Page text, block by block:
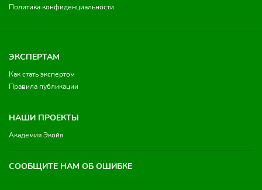
Политика конфиденциальности
ЭКСПЕРТАМ
Как стать экспертом
Правила публикации
НАШИ ПРОЕКТЫ
Академия Экойя
СООБЩИТЕ НАМ ОБ ОШИБКЕ